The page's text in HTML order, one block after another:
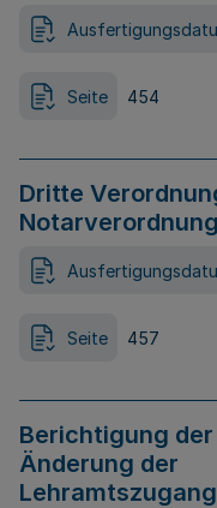
Seite 454
Dritte
Seite 457
Berichtigung
Änderung der